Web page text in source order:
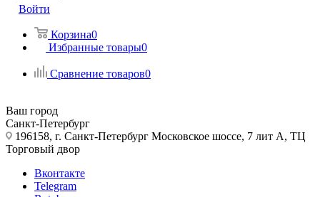
Войти
Корзина0
Избранные товары0
Сравнение товаров0
Ваш город
Санкт-Петербург
196158, г. Санкт-Петербург Московское шоссе, 7 лит А, ТЦ
Торговый двор
Вконтакте
Telegram